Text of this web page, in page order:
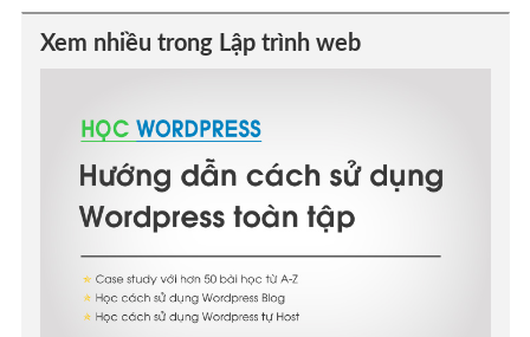
Xem nhiều trong Lập trình web